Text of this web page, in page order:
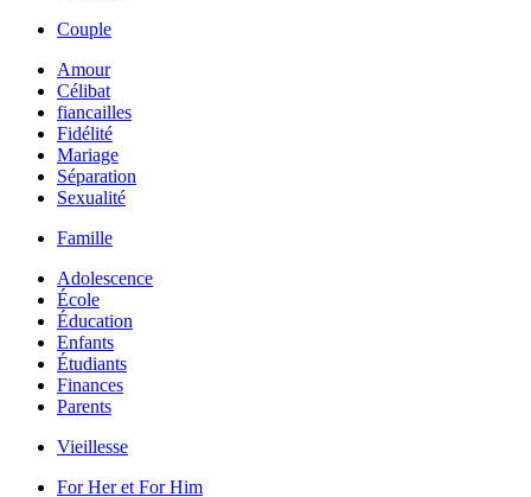
Couple
Amour
Célibat
fiancailles
Fidélité
Mariage
Séparation
Sexualité
Famille
Adolescence
École
Éducation
Enfants
Étudiants
Finances
Parents
Vieillesse
For Her et For Him